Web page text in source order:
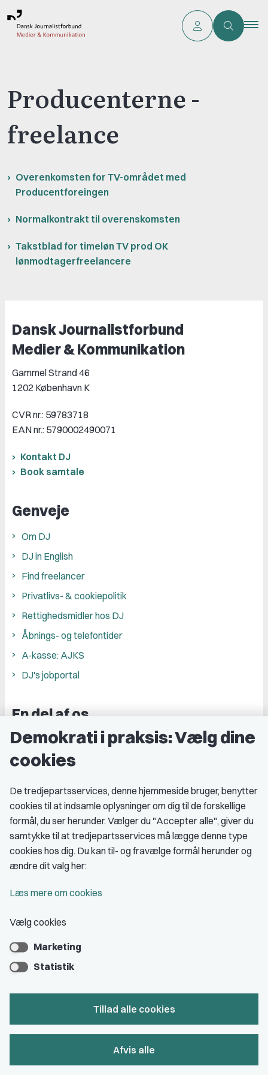
Producenterne -
freelance
Overenkomsten for TV-området med
Producentforeingen
Normalkontrakt til overenskomsten
Takstblad for timeløn TV prod OK
lønmodtagerfreelancere
Dansk Journalistforbund
Medier & Kommunikation
Gammel Strand 46
1202 København K
CVR nr.: 59783718
EAN nr.: 5790002490071
Kontakt DJ
Book samtale
Genveje
Om DJ
DJ in English
Find freelancer
Privatlivs- & cookiepolitik
Rettighedsmidler hos DJ
Åbnings- og telefontider
A-kasse: AJKS
DJ's jobportal
En del af os
Grupper og kredse
Studenterorganisationer
Medlemskab
Fordele som medlem
Kontingent
Bliv medlem
Privatlivs- & cookiepolitik
Demokrati i praksis: Vælg dine
cookies
De tredjepartsservices, denne hjemmeside bruger, benytter
cookies til at indsamle oplysninger om dig til de forskellige
formål, du ser herunder. Vælger du "Accepter alle", giver du
samtykke til at tredjepartsservices må lægge denne type
cookies hos dig. Du kan til- og fravælge formål herunder og
ændre dit valg her:
Læs mere om cookies
Vælg cookies
Marketing
Statistik
Tillad alle cookies
Afvis alle